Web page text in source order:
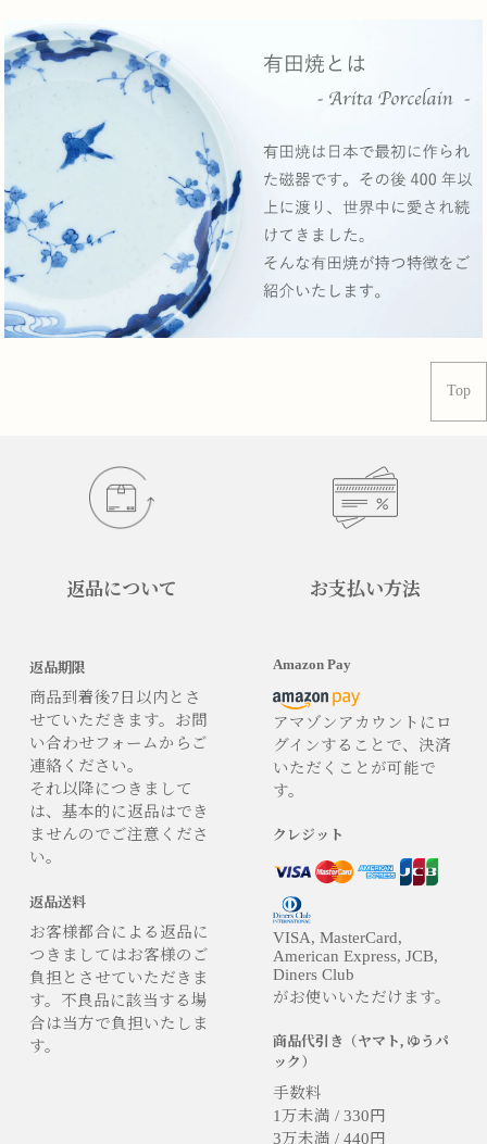
Top
返品について
返品期限
商品到着後7日以内とさ
せていただきます。お問
い合わせフォームからご
連絡ください。
それ以降につきまして
は、基本的に返品はでき
ませんのでご注意くださ
い。
返品送料
お客様都合による返品に
つきましてはお客様のご
負担とさせていただきま
す。不良品に該当する場
合は当方で負担いたしま
す。
お支払い方法
Amazon Pay
アマゾンアカウントにロ
グインすることで、決済
いただくことが可能で
す。
クレジット
VISA, MasterCard,
American Express, JCB,
Diners Club
がお使いいただけます。
商品代引き（ヤマト, ゆうパ
ック）
手数料
1万未満 / 330円
3万未満 / 440円